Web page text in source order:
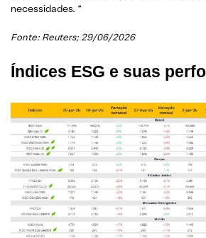
necessidades. “
Fonte: Reuters; 29/06/2026
Índices ESG e suas